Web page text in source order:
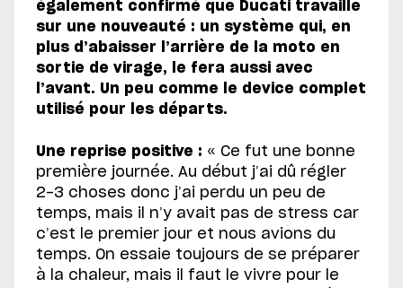
également confirmé que Ducati travaille
sur une nouveauté : un système qui, en
plus d’abaisser l’arrière de la moto en
sortie de virage, le fera aussi avec
l’avant. Un peu comme le device complet
utilisé pour les départs.
Une reprise positive : « Ce fut une bonne
première journée. Au début j’ai dû régler
2-3 choses donc j’ai perdu un peu de
temps, mais il n’y avait pas de stress car
c’est le premier jour et nous avions du
temps. On essaie toujours de se préparer
à la chaleur, mais il faut le vivre pour le